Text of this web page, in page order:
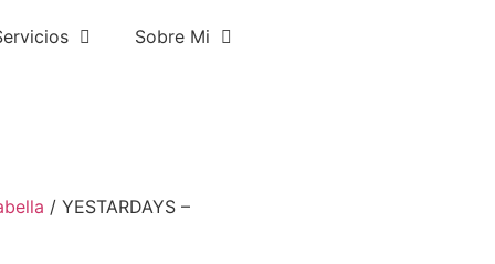
Sobre Mi
/ YESTARDAYS –